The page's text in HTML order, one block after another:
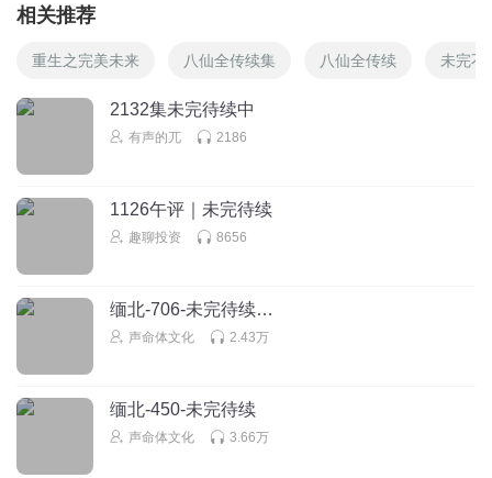
相关推荐
重生之完美未来 八仙全传续集 八仙全传续 未完不
2132集未完待续中
有声的兀 2186
1126午评｜未完待续
趣聊投资 8656
缅北-706-未完待续…
声命体文化 2.43万
缅北-450-未完待续
声命体文化 3.66万